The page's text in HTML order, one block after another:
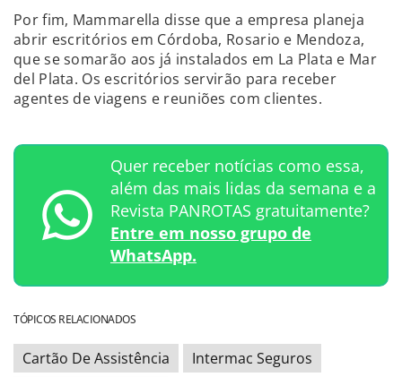
Por fim, Mammarella disse que a empresa planeja
abrir escritórios em Córdoba, Rosario e Mendoza,
que se somarão aos já instalados em La Plata e Mar
del Plata. Os escritórios servirão para receber
agentes de viagens e reuniões com clientes.
Quer receber notícias como essa,
além das mais lidas da semana e a
Revista PANROTAS gratuitamente?
Entre em nosso grupo de
WhatsApp.
TÓPICOS RELACIONADOS
Cartão De Assistência
Intermac Seguros